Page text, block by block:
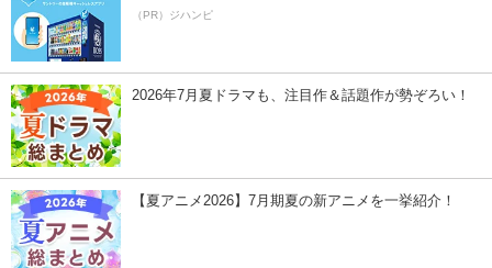
（PR）ジハンピ
2026年7月夏ドラマも、注目作＆話題作が勢ぞろい！
【夏アニメ2026】7月期夏の新アニメを一挙紹介！